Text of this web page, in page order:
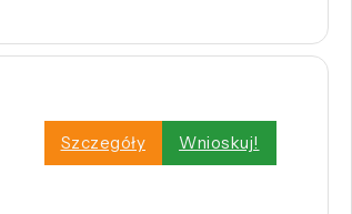
Szczegóły Wnioskuj!